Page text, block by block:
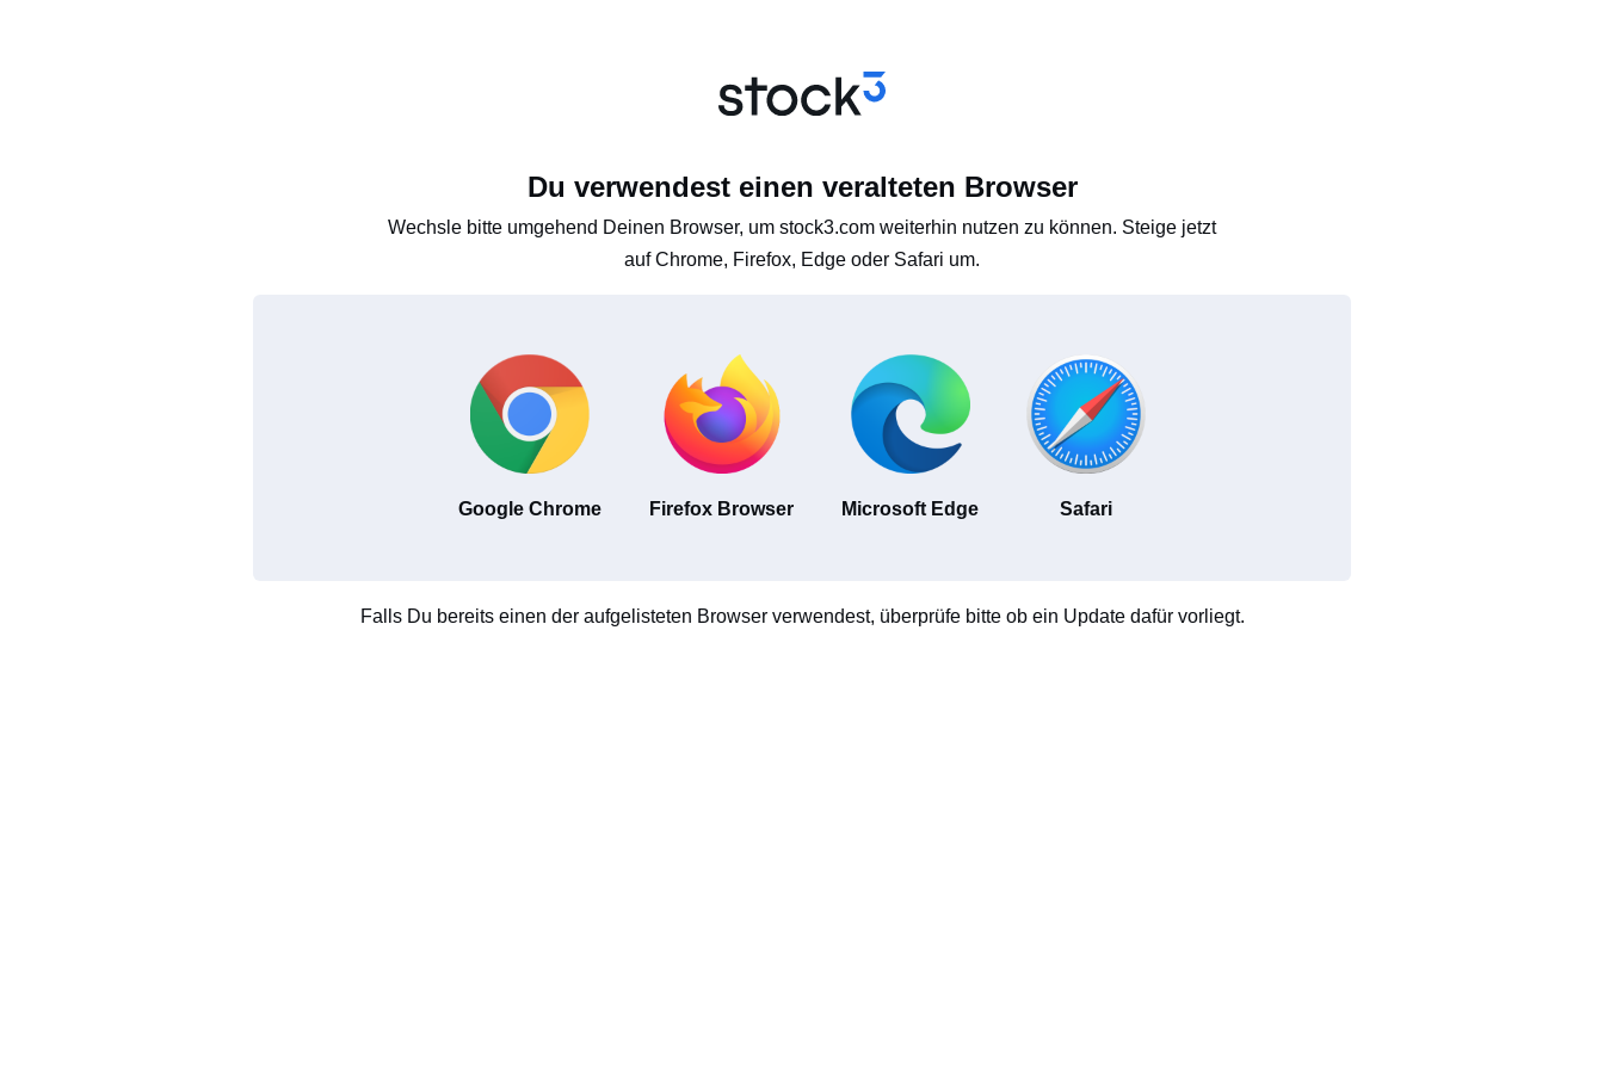
Du verwendest einen veralteten Browser
Wechsle bitte umgehend Deinen Browser, um stock3.com weiterhin nutzen zu können. Steige jetzt
auf Chrome, Firefox, Edge oder Safari um.
Google Chrome Firefox Browser Microsoft Edge Safari
Falls Du bereits einen der aufgelisteten Browser verwendest, überprüfe bitte ob ein Update dafür vorliegt.